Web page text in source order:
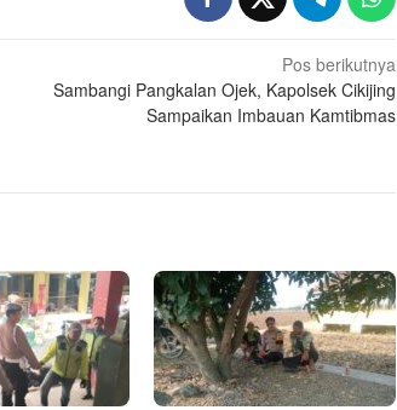
Pos berikutnya
Sambangi Pangkalan Ojek, Kapolsek Cikijing
Sampaikan Imbauan Kamtibmas